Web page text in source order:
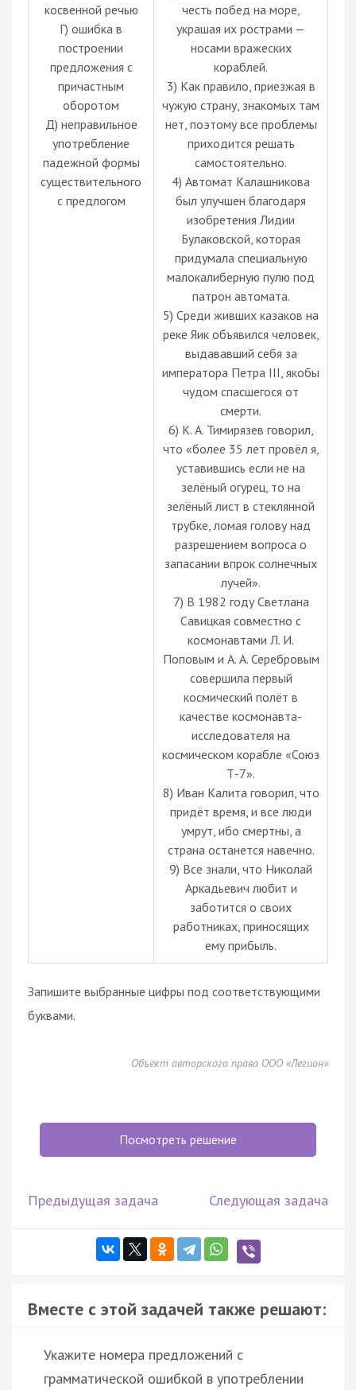
косвенной речью
Г) ошибка в
построении
предложения с
причастным
оборотом
Д) неправильное
употребление
падежной формы
существительного
с предлогом
честь побед на море,
украшая их рострами —
носами вражеских
кораблей.
3) Как правило, приезжая в
чужую страну, знакомых там
нет, поэтому все проблемы
приходится решать
самостоятельно.
4) Автомат Калашникова
был улучшен благодаря
изобретения Лидии
Булаковской, которая
придумала специальную
малокалиберную пулю под
патрон автомата.
5) Среди живших казаков на
реке Яик объявился человек,
выдававший себя за
императора Петра III, якобы
чудом спасшегося от
смерти.
6) К. А. Тимирязев говорил,
что «более 35 лет провёл я,
уставившись если не на
зелёный огурец, то на
зелёный лист в стеклянной
трубке, ломая голову над
разрешением вопроса о
запасании впрок солнечных
лучей».
7) В 1982 году Светлана
Савицкая совместно с
космонавтами Л. И.
Поповым и А. А. Серебровым
совершила первый
космический полёт в
качестве космонавта-
исследователя на
космическом корабле «Союз
Т-7».
8) Иван Калита говорил, что
придёт время, и все люди
умрут, ибо смертны, а
страна останется навечно.
9) Все знали, что Николай
Аркадьевич любит и
заботится о своих
работниках, приносящих
ему прибыль.
Запишите выбранные цифры под соответствующими
буквами.
Объект авторского права ООО «Легион»
Посмотреть решение
Предыдущая задача Следующая задача
Вместе с этой задачей также решают:
Укажите номера предложений с
грамматической ошибкой в употреблении